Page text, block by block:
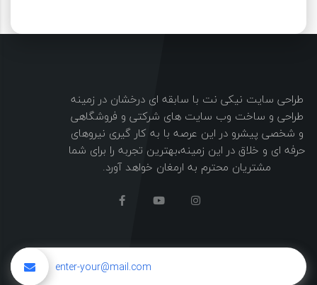
طراحی سایت نیکی نت با سابقه ای درخشان در زمینه
طراحی و ساخت وب سایت های شرکتی و فروشگاهی
و شخصی پیشرو در این عرصه با به کار گیری نیروهای
حرفه ای و خلاق در این زمینه،بهترین تجربه را برای شما
مشتریان محترم به ارمغان خواهد آورد.